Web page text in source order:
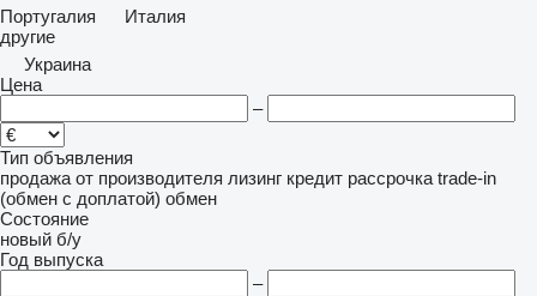
Португалия
Италия
другие
Украина
Цена
–
Тип объявления
продажа от производителя лизинг кредит рассрочка trade-in
(обмен с доплатой) обмен
Состояние
новый б/у
Год выпуска
–